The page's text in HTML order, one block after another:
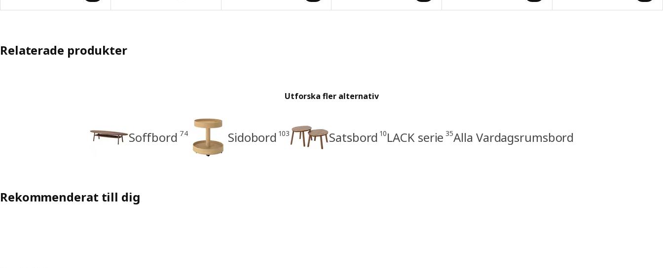
Relaterade produkter
Utforska fler alternativ
Soffbord 74 Sidobord 103 Satsbord 10LACK serie 35Alla Vardagsrumsbord
Rekommenderat till dig